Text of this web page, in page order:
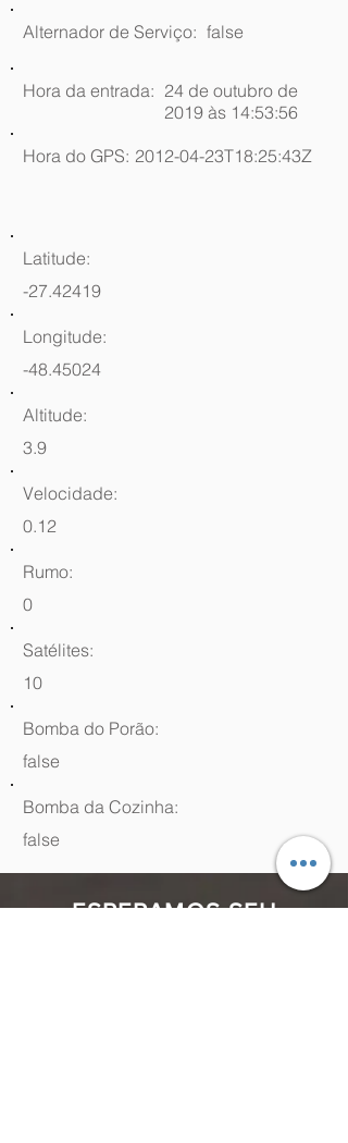
Alternador de Serviço: false
Hora da entrada: 24 de outubro de
2019 às 14:53:56
Hora do GPS: 2012-04-23T18:25:43Z
Latitude:
-27.42419
Longitude:
-48.45024
Altitude:
3.9
Velocidade:
0.12
Rumo:
0
Satélites:
10
Bomba do Porão:
false
Bomba da Cozinha:
false
ESPERAMOS SEU